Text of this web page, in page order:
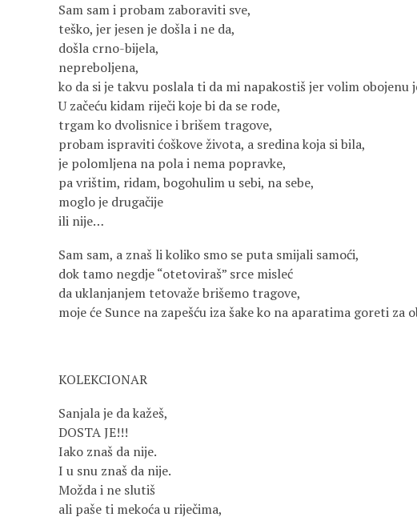
Sam sam i probam zaboraviti sve,
teško, jer jesen je došla i ne da,
došla crno-bijela,
nepreboljena,
ko da si je takvu poslala ti da mi napakostiš jer volim obojenu
U začeću kidam riječi koje bi da se rode,
trgam ko dvolisnice i brišem tragove,
probam ispraviti ćoškove života, a sredina koja si bila,
je polomljena na pola i nema popravke,
pa vrištim, ridam, bogohulim u sebi, na sebe,
moglo je drugačije
ili nije…
Sam sam, a znaš li koliko smo se puta smijali samoći,
dok tamo negdje “otetoviraš” srce misleć
da uklanjanjem tetovaže brišemo tragove,
moje će Sunce na zapešću iza šake ko na aparatima goreti za
KOLEKCIONAR
Sanjala je da kažeš,
DOSTA JE!!!
Iako znaš da nije.
I u snu znaš da nije.
Možda i ne slutiš
ali paše ti mekoća u riječima,